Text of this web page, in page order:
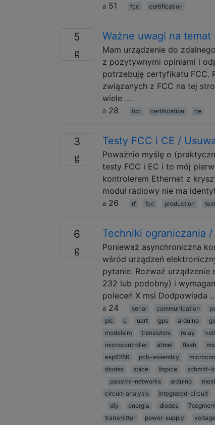
51
fcc certification
5 Ważne uwagi na temat
Mam urządzenie do
z pozytywnymi opiniami i
potrzebuję certyfikatu FCC.
związanych z FCC na tej
wiele …
28
fcc certification ce
3 Testy FCC i CE /
Poważnie myślę o
testy FCC i EC i to mój
kontrolerem Ethernet z
moduł radiowy nie ma
26
rf fcc production
6 Techniki ograniczania
Ponieważ asynchroniczna
wśród urządzeń
pytanie. Rozważ urządzenie
232 lub podobny) i
poleceń X msi Dodpowiada
24
serial communication
pic
c uart gps arduino
modelsim
transistors relay
microcontroller
atmel flash
esp8266
pcb-assembly
diodes
spice ltspice schmitt-
passive-networks
arduino
circuit-analysis
integrated-circuit
diy
energia diodes
transmitter
power-supply voltage